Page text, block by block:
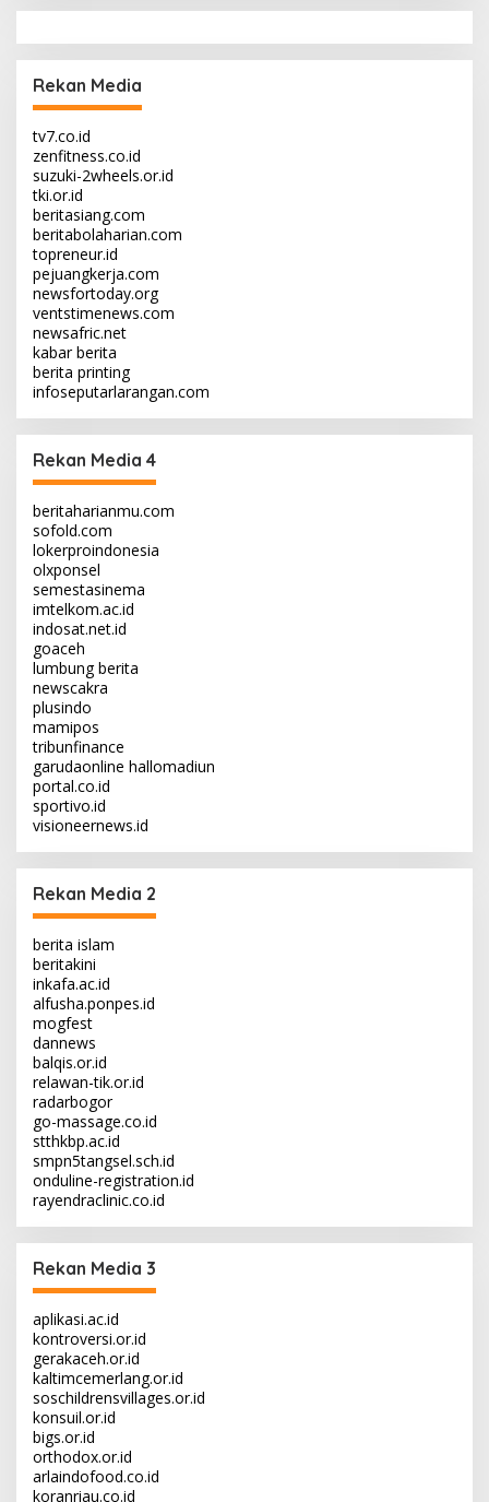
Rekan Media
tv7.co.id
zenfitness.co.id
suzuki-2wheels.or.id
tki.or.id
beritasiang.com
beritabolaharian.com
topreneur.id
pejuangkerja.com
newsfortoday.org
ventstimenews.com
newsafric.net
kabar berita
berita printing
infoseputarlarangan.com
Rekan Media 4
beritaharianmu.com
sofold.com
lokerproindonesia
olxponsel
semestasinema
imtelkom.ac.id
indosat.net.id
goaceh
lumbung berita
newscakra
plusindo
mamipos
tribunfinance
garudaonline hallomadiun
portal.co.id
sportivo.id
visioneernews.id
Rekan Media 2
berita islam
beritakini
inkafa.ac.id
alfusha.ponpes.id
mogfest
dannews
balqis.or.id
relawan-tik.or.id
radarbogor
go-massage.co.id
stthkbp.ac.id
smpn5tangsel.sch.id
onduline-registration.id
rayendraclinic.co.id
Rekan Media 3
aplikasi.ac.id
kontroversi.or.id
gerakaceh.or.id
kaltimcemerlang.or.id
soschildrensvillages.or.id
konsuil.or.id
bigs.or.id
orthodox.or.id
arlaindofood.co.id
koranriau.co.id